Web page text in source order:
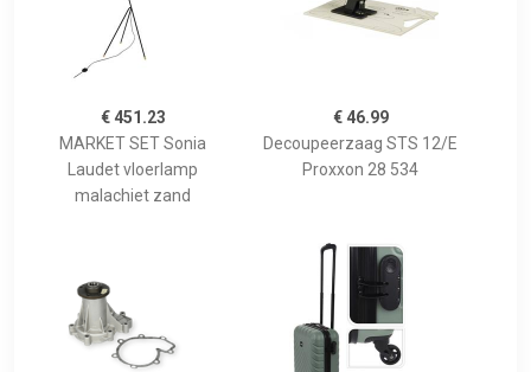
€ 451.23
MARKET SET Sonia
Laudet vloerlamp
malachiet zand
€ 46.99
Decoupeerzaag STS 12/E
Proxxon 28 534